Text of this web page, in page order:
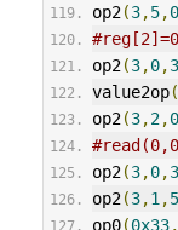
op2(3,5,0
op2(3,0,3
value2op(
op2(3,2,0
op2(3,0,3
op2(3,1 ,5
op0(0x33,